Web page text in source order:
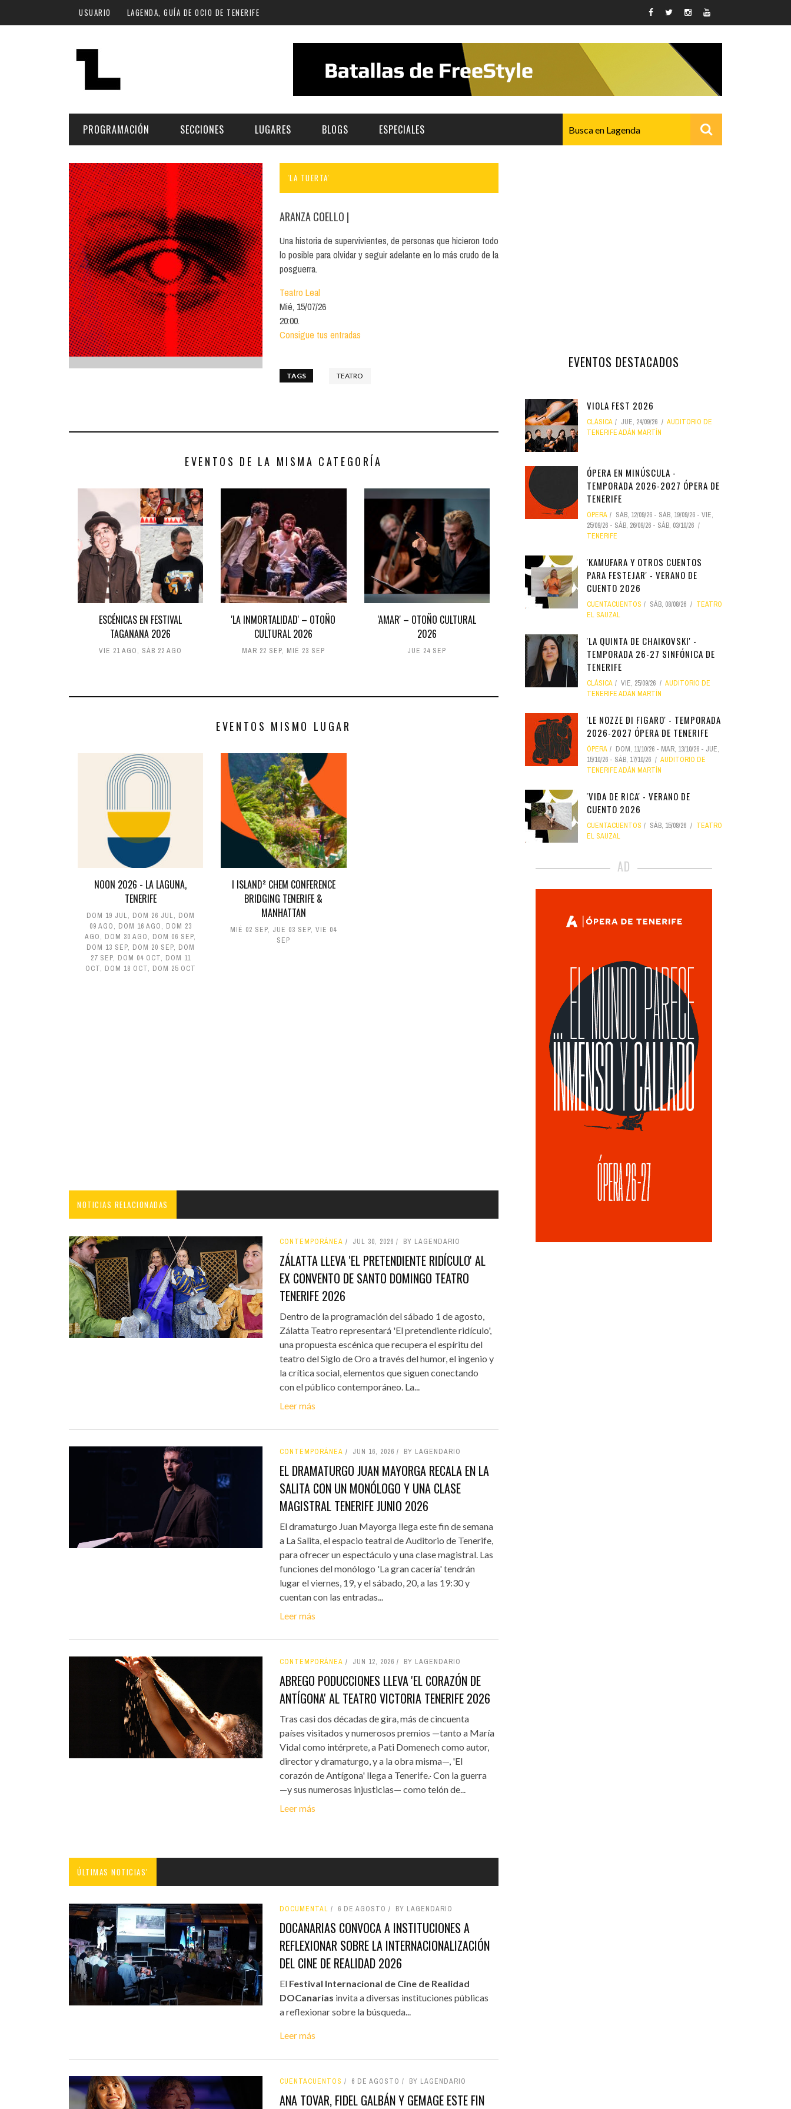
Pasar al contenido principal
USUARIO LAGENDA, GUÍA DE OCIO DE TENERIFE
PROGRAMACIÓN
FECHA
Hoy
Plan Finde
LUGAR
Norte
Santa Cruz | La Laguna
Islas
Deporte y Naturaleza
SECCIONES
MÚSICA
ESCÉNICAS
CULTURA
GASTRONOMÍA
INFANTIL
LUGARES
ARTE | MUSEOS
SALAS Y AUDITORIOS
ESPACIOS CULTURALES
NOCHE
LOCALES CON ACTUACIONES
COMERCIO
GASTRO
FORMATIVO
BLOGS ESPECIALES
XXVII VERANO DE CUENTO
'LA TUERTA'
ARANZA COELLO |
Una historia de supervivientes, de personas que hicieron todo
lo posible para olvidar y seguir adelante en lo más crudo de la
posguerra.
Teatro Leal
Mié, 15/07/26
20:00.
Consigue tus entradas
TAGS TEATRO
EVENTOS DE LA MISMA CATEGORÍA
ESCÉNICAS EN FESTIVAL
TAGANANA 2026
VIE 21 AGO, SÁB 22 AGO
'LA INMORTALIDAD' – OTOÑO
CULTURAL 2026
MAR 22 SEP, MIÉ 23 SEP
'AMAR' – OTOÑO CULTURAL
2026
JUE 24 SEP
EVENTOS MISMO LUGAR
NOON 2026 - LA LAGUNA,
TENERIFE
DOM 19 JUL, DOM 26 JUL, DOM
09 AGO, DOM 16 AGO, DOM 23
AGO, DOM 30 AGO, DOM 06 SEP,
DOM 13 SEP, DOM 20 SEP, DOM
27 SEP, DOM 04 OCT, DOM 11
OCT, DOM 18 OCT, DOM 25 OCT
I ISLAND² CHEM CONFERENCE
BRIDGING TENERIFE &
MANHATTAN
MIÉ 02 SEP, JUE 03 SEP,VIE 04
SEP
NOTICIAS RELACIONADAS
CONTEMPORÁNEA JUL 30, 2026 BY LAGENDARIO
ZÁLATTA LLEVA 'EL PRETENDIENTE RIDÍCULO' AL
EX CONVENTO DE SANTO DOMINGO TEATRO
TENERIFE 2026
Dentro de la programación del sábado 1 de agosto,
Zálatta Teatro representará 'El pretendiente ridículo',
una propuesta escénica que recupera el espíritu del
teatro del Siglo de Oro a través del humor, el ingenio y
la crítica social, elementos que siguen conectando
con el público contemporáneo. La...
Leer más
CONTEMPORÁNEA JUN 16, 2026 BY LAGENDARIO
EL DRAMATURGO JUAN MAYORGA RECALA EN LA
SALITA CON UN MONÓLOGO Y UNA CLASE
MAGISTRAL TENERIFE JUNIO 2026
El dramaturgo Juan Mayorga llega este fin de semana
a La Salita, el espacio teatral de Auditorio de Tenerife,
para ofrecer un espectáculo y una clase magistral. Las
funciones del monólogo 'La gran cacería' tendrán
lugar el viernes, 19, y el sábado, 20, a las 19:30 y
cuentan con las entradas...
Leer más
CONTEMPORÁNEA JUN 12, 2026 BY LAGENDARIO
ABREGO PODUCCIONES LLEVA 'EL CORAZÓN DE
ANTÍGONA' AL TEATRO VICTORIA TENERIFE 2026
Tras casi dos décadas de gira, más de cincuenta
países visitados y numerosos premios —tanto a María
Vidal como intérprete, a Pati Domenech como autor,
director y dramaturgo, y a la obra misma—, 'El
corazón de Antígona' llega a Tenerife.· Con la guerra
—y sus numerosas injusticias— como telón de...
Leer más
ÚLTIMAS NOTICIAS'
DOCUMENTAL 6 DE AGOSTO BY LAGENDARIO
DOCANARIAS CONVOCA A INSTITUCIONES A
REFLEXIONAR SOBRE LA INTERNACIONALIZACIÓN
DEL CINE DE REALIDAD 2026
El Festival Internacional de Cine de Realidad
DOCanarias invita a diversas instituciones públicas
a reflexionar sobre la búsqueda...
Leer más
CUENTACUENTOS 6 DE AGOSTO BY LAGENDARIO
ANA TOVAR, FIDEL GALBÁN Y GEMAGE ESTE FIN
EVENTOS DESTACADOS
VIOLA FEST 2026
CLÁSICA JUE, 24/09/26
AUDITORIO DE
TENERIFE ADÁN MARTÍN
ÓPERA EN MINÚSCULA -
TEMPORADA 2026-2027 ÓPERA DE
TENERIFE
ÓPERA SÁB, 12/09/26 - SÁB, 19/09/26 - VIE,
25/09/26 - SÁB, 26/09/26 - SÁB, 03/10/26
TENERIFE
'KAMUFARA Y OTROS CUENTOS
PARA FESTEJAR' - VERANO DE
CUENTO 2026
CUENTACUENTOS SÁB, 08/08/26
TEATRO
EL SAUZAL
'LA QUINTA DE CHAIKOVSKI' -
TEMPORADA 26-27 SINFÓNICA DE
TENERIFE
CLÁSICA VIE, 25/09/26
AUDITORIO DE
TENERIFE ADÁN MARTÍN
'LE NOZZE DI FIGARO' - TEMPORADA
2026-2027 ÓPERA DE TENERIFE
ÓPERA DOM, 11/10/26 - MAR, 13/10/26 - JUE,
15/10/26 - SÁB, 17/10/26
AUDITORIO DE
TENERIFE ADÁN MARTÍN
'VIDA DE RICA' - VERANO DE
CUENTO 2026
CUENTACUENTOS SÁB, 15/08/26
TEATRO
EL SAUZAL
AD